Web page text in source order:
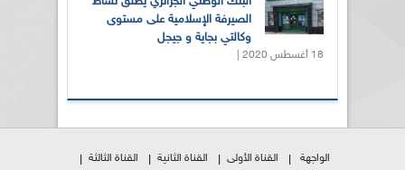
الصيرفة الإسلامية على مستوى
وكالتي بجاية و جيجل
18 أغسطس 2020 |
الواجهة القناة الأولى القناة الثانية القناة الثالثة